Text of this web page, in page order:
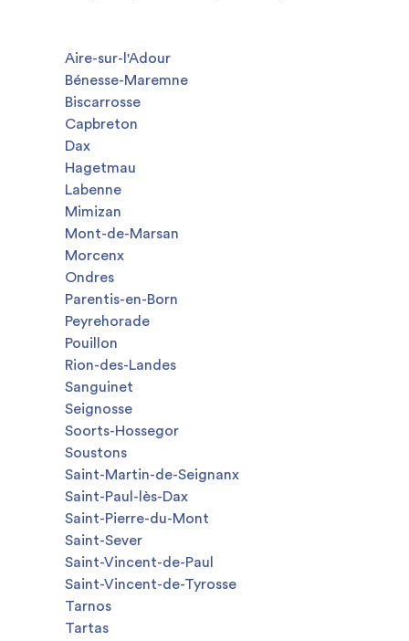
Aire-sur-l'Adour
Bénesse-Maremne
Biscarrosse
Capbreton
Dax
Hagetmau
Labenne
Mimizan
Mont-de-Marsan
Morcenx
Ondres
Parentis-en-Born
Peyrehorade
Pouillon
Rion-des-Landes
Sanguinet
Seignosse
Soorts-Hossegor
Soustons
Saint-Martin-de-Seignanx
Saint-Paul-lès-Dax
Saint-Pierre-du-Mont
Saint-Sever
Saint-Vincent-de-Paul
Saint-Vincent-de-Tyrosse
Tarnos
Tartas